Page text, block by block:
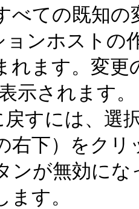
べての既知
ンホストの
れます。変
されます。
戻すには、
右下）をク
ンが無効に
す。